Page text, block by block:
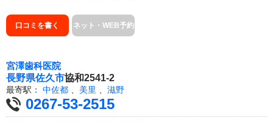
口コミを書く ネット・WEB予約
宮澤歯科医院
長野県佐久市協和2541-2
最寄駅： 中佐都 美里 滋野
0267-53-2515